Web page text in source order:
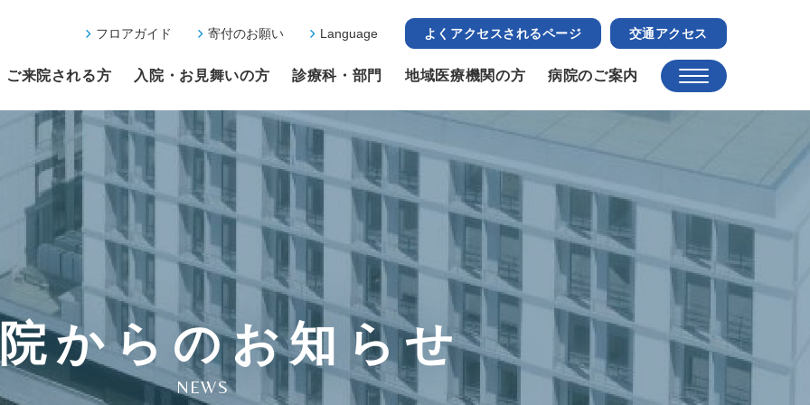
フロアガイド 寄付のお願い Language よくアクセスされるページ 交通アクセス
ご来院される方 入院・お見舞いの方 診療科・部門 地域医療機関の方 病院のご案内
からのお知らせ
NEWS